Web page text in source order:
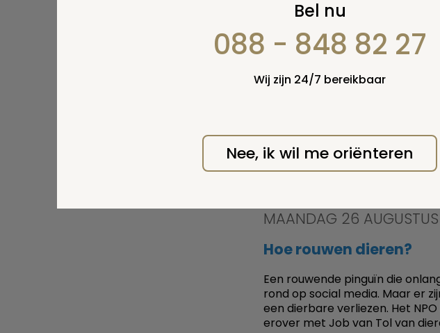
Op woensdag 4 september
een informatiebijeenkomst
begraafplaats. Iedereen is
zijn.
Lees verder
MAANDAG 26
Hoe rouwen dieren?
Een rouwende pinguïn die
rond op social media. Maar er
een dierbare verliezen. Het
erover met Job van Tol van
Bel nu
088 - 848 82 27
Wij zijn 24/7 bereikbaar
Nee, ik wil me oriënteren